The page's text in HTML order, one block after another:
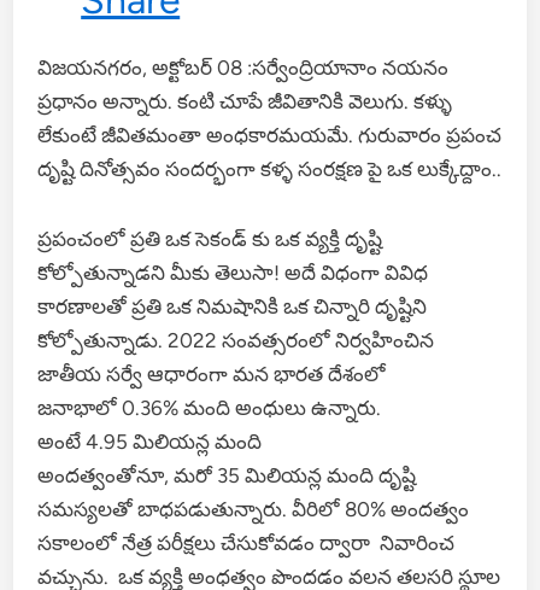
విజయనగరం, అక్టోబర్ 08 :సర్వేంద్రియానాం నయనం
ప్రధానం అన్నారు. కంటి చూపే జీవితానికి వెలుగు. కళ్ళు
లేకుంటే జీవితమంతా అంధకారమయమే. గురువారం ప్రపంచ
దృష్టి దినోత్సవం సందర్భంగా కళ్ళ సంరక్షణ పై ఒక లుక్కేద్దాం..
ప్రపంచంలో ప్రతి ఒక సెకండ్ కు ఒక వ్యక్తి దృష్టి
కోల్పోతున్నాడని మీకు తెలుసా! అదే విధంగా వివిధ
కారణాలతో ప్రతి ఒక నిమషానికి ఒక చిన్నారి దృష్టిని
కోల్పోతున్నాడు. 2022 సంవత్సరంలో నిర్వహించిన
జాతీయ సర్వే ఆధారంగా మన భారత దేశంలో
జనాభాలో 0.36% మంది అంధులు ఉన్నారు.
అంటే 4.95 మిలియన్ల మంది
అందత్వంతోనూ, మరో 35 మిలియన్ల మంది దృష్టి
సమస్యలతో బాధపడుతున్నారు. వీరిలో 80% అందత్వం
సకాలంలో నేత్ర పరీక్షలు చేసుకోవడం ద్వారా నివారించ
వచ్చును. ఒక వ్యక్తి అంధత్వం పొందడం వలన తలసరి స్థూల